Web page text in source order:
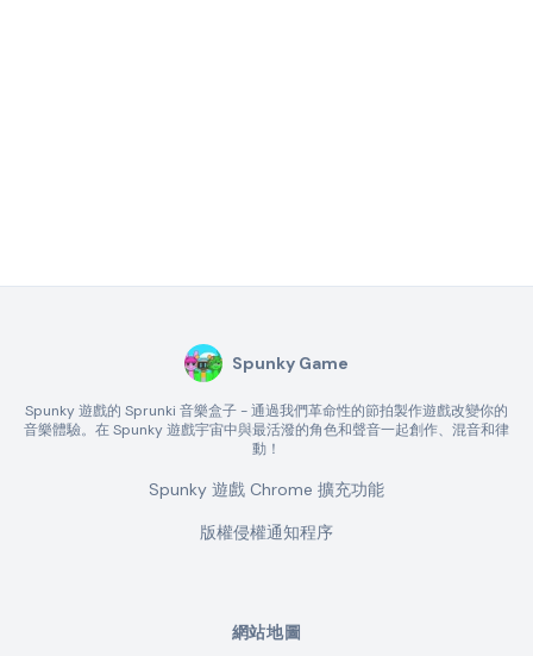
Spunky Game
Spunky 遊戲的 Sprunki 音樂盒子 - 通過我們革命性的節拍製作遊戲改變你的
音樂體驗。在 Spunky 遊戲宇宙中與最活潑的角色和聲音一起創作、混音和律
動！
Spunky 遊戲 Chrome 擴充功能
版權侵權通知程序
網站地圖